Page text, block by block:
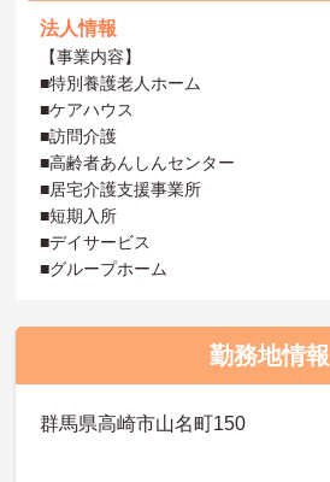
法人情報
【事業内容】
■特別養護老人ホーム
■ケアハウス
■訪問介護
■高齢者あんしんセンター
■居宅介護支援事業所
■短期入所
■デイサービス
■グループホーム
勤務地情報
群馬県高崎市山名町150